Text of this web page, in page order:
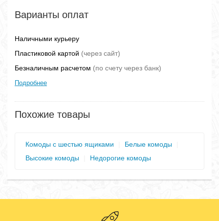
Варианты оплат
Наличными курьеру
Пластиковой картой (через сайт)
Безналичным расчетом (по счету через банк)
Подробнее
Похожие товары
Комоды с шестью ящиками Белые комоды
Высокие комоды
Недорогие комоды